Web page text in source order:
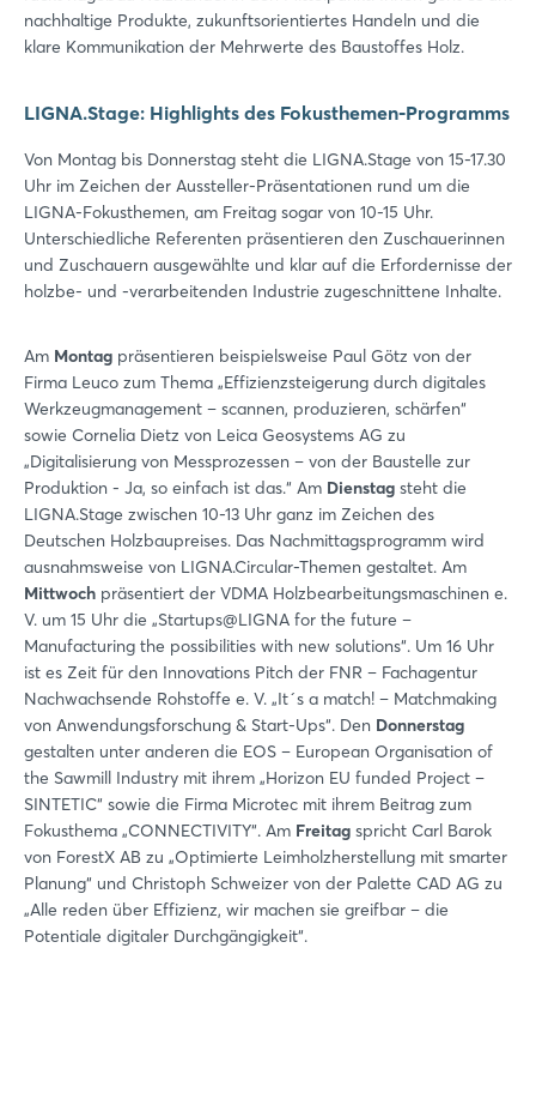
nachhaltige Produkte, zukunftsorientiertes Handeln und die
klare Kommunikation der Mehrwerte des Baustoffes Holz.
LIGNA.Stage: Highlights des Fokusthemen-Programms
Von Montag bis Donnerstag steht die LIGNA.Stage von 15-17.30
Uhr im Zeichen der Aussteller-Präsentationen rund um die
LIGNA-Fokusthemen, am Freitag sogar von 10-15 Uhr.
Unterschiedliche Referenten präsentieren den Zuschauerinnen
und Zuschauern ausgewählte und klar auf die Erfordernisse der
holzbe- und -verarbeitenden Industrie zugeschnittene Inhalte.
Am Montag präsentieren beispielsweise Paul Götz von der
Firma Leuco zum Thema „Effizienzsteigerung durch digitales
Werkzeugmanagement – scannen, produzieren, schärfen“
sowie Cornelia Dietz von Leica Geosystems AG zu
„Digitalisierung von Messprozessen – von der Baustelle zur
Produktion - Ja, so einfach ist das.“ Am Dienstag steht die
LIGNA.Stage zwischen 10-13 Uhr ganz im Zeichen des
Deutschen Holzbaupreises. Das Nachmittagsprogramm wird
ausnahmsweise von LIGNA.Circular-Themen gestaltet. Am
Mittwoch präsentiert der VDMA Holzbearbeitungsmaschinen e.
V. um 15 Uhr die „Startups@LIGNA for the future –
Manufacturing the possibilities with new solutions“. Um 16 Uhr
ist es Zeit für den Innovations Pitch der FNR – Fachagentur
Nachwachsende Rohstoffe e. V. „It´s a match! – Matchmaking
von Anwendungsforschung & Start-Ups“. Den Donnerstag
gestalten unter anderen die EOS – European Organisation of
the Sawmill Industry mit ihrem „Horizon EU funded Project –
SINTETIC“ sowie die Firma Microtec mit ihrem Beitrag zum
Fokusthema „CONNECTIVITY“. Am Freitag spricht Carl Barok
von ForestX AB zu „Optimierte Leimholzherstellung mit smarter
Planung“ und Christoph Schweizer von der Palette CAD AG zu
„Alle reden über Effizienz, wir machen sie greifbar – die
Potentiale digitaler Durchgängigkeit“.